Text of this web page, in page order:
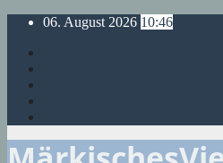
Skip
content
06. August 2026 10:46